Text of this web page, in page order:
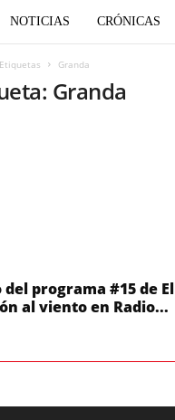
NOTICIAS CRÓNICAS
Etiquetas Granda
Granda
del programa #15 de El
al viento en Radio...